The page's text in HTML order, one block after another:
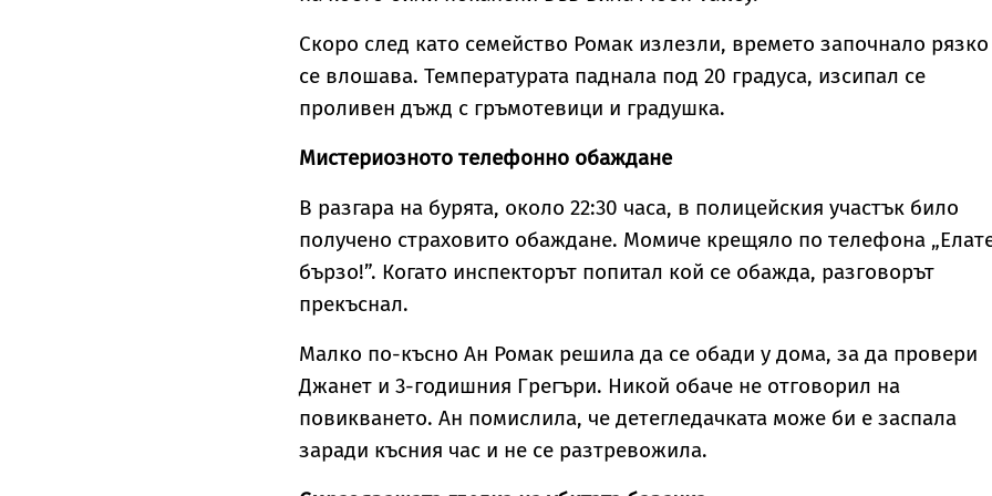
Скоро след като семейство Ромак излезли, времето започнало
се влошава. Температурата паднала под 20 градуса, изсипал се
проливен дъжд с гръмотевици и градушка.
Мистериозното телефонно обаждане
В разгара на бурята, около 22:30 часа, в полицейския участък било
получено страховито обаждане. Момиче крещяло по телефона
бързо!”. Когато инспекторът попитал кой се обажда, разговорът
прекъснал.
Малко по-късно Ан Ромак решила да се обади у дома, за да провери
Джанет и 3-годишния Грегъри. Никой обаче не отговорил на
повикването. Ан помислила, че детегледачката може би е заспала
заради късния час и не се разтревожила.